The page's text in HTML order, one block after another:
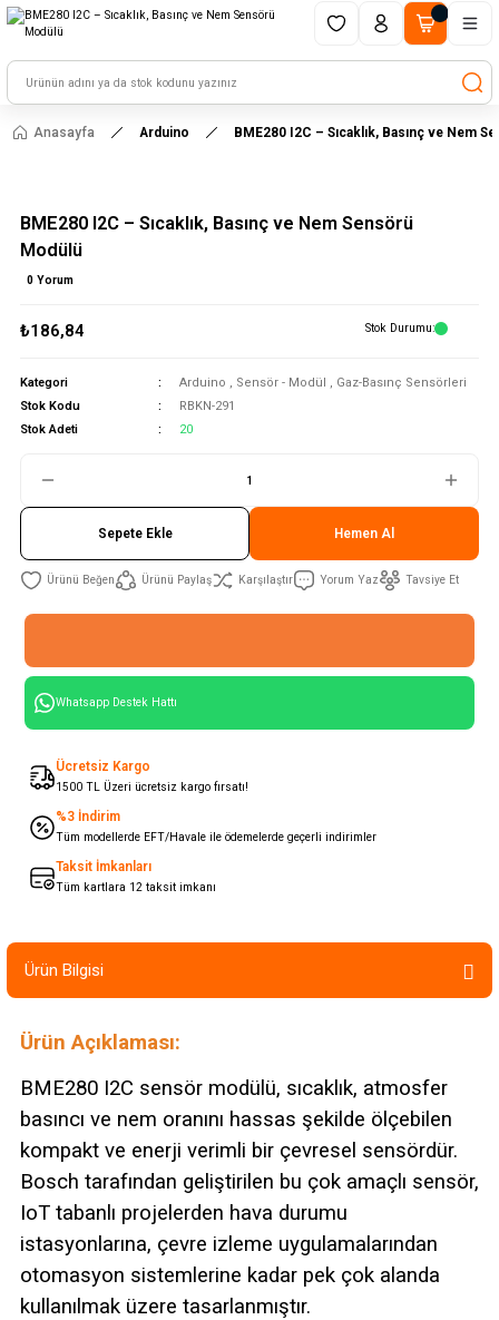
1500 TL ve üzeri alışverişlerinizde kargo ücretsiz!
HAYAL ET - TASARLA - ÇALIŞTIR
Anasayfa Arduino BME280 I2C – Sıcaklık, Basınç ve Nem
BME280 I2C – Sıcaklık, Basınç ve Nem Sensörü
Modülü
0 Yorum
₺186,84 Stok Durumu
Kategori Arduino , Sensör - Modül , Gaz-Basınç Sensörleri
Stok Kodu
RBKN-291
Stok Adeti
20
Sepete Ekle Hemen Al
Ürünü Paylaş Karşılaştır Yorum Yaz Tavsiye Et
Whatsapp Destek Hattı
Ücretsiz Kargo
1500 TL Üzeri ücretsiz kargo fırsatı!
%3 İndirim
Tüm modellerde EFT/Havale ile ödemelerde geçerli indirimler
Taksit İmkanları
Tüm kartlara 12 taksit imkanı
Ürün Bilgisi
Ürün Açıklaması:
BME280 I2C sensör modülü, sıcaklık, atmosfer
basıncı ve nem oranını hassas şekilde ölçebilen
kompakt ve enerji verimli bir çevresel sensördür.
Bosch tarafından geliştirilen bu çok amaçlı sensör,
IoT tabanlı projelerden hava durumu
istasyonlarına, çevre izleme uygulamalarından
otomasyon sistemlerine kadar pek çok alanda
kullanılmak üzere tasarlanmıştır.